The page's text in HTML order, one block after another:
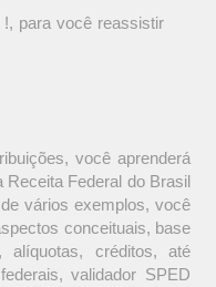
!, para você reassistir
você aprenderá
Federal do Brasil
vários exemplos, você
conceituais, base
alíquotas, créditos, até
validador SPED